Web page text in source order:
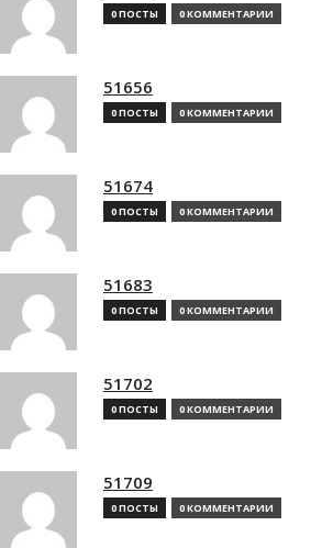
0 ПОСТЫ 0 КОММЕНТАРИИ
51656
0 ПОСТЫ 0 КОММЕНТАРИИ
51674
0 ПОСТЫ 0 КОММЕНТАРИИ
51683
0 ПОСТЫ 0 КОММЕНТАРИИ
51702
0 ПОСТЫ 0 КОММЕНТАРИИ
51709
0 ПОСТЫ 0 КОММЕНТАРИИ